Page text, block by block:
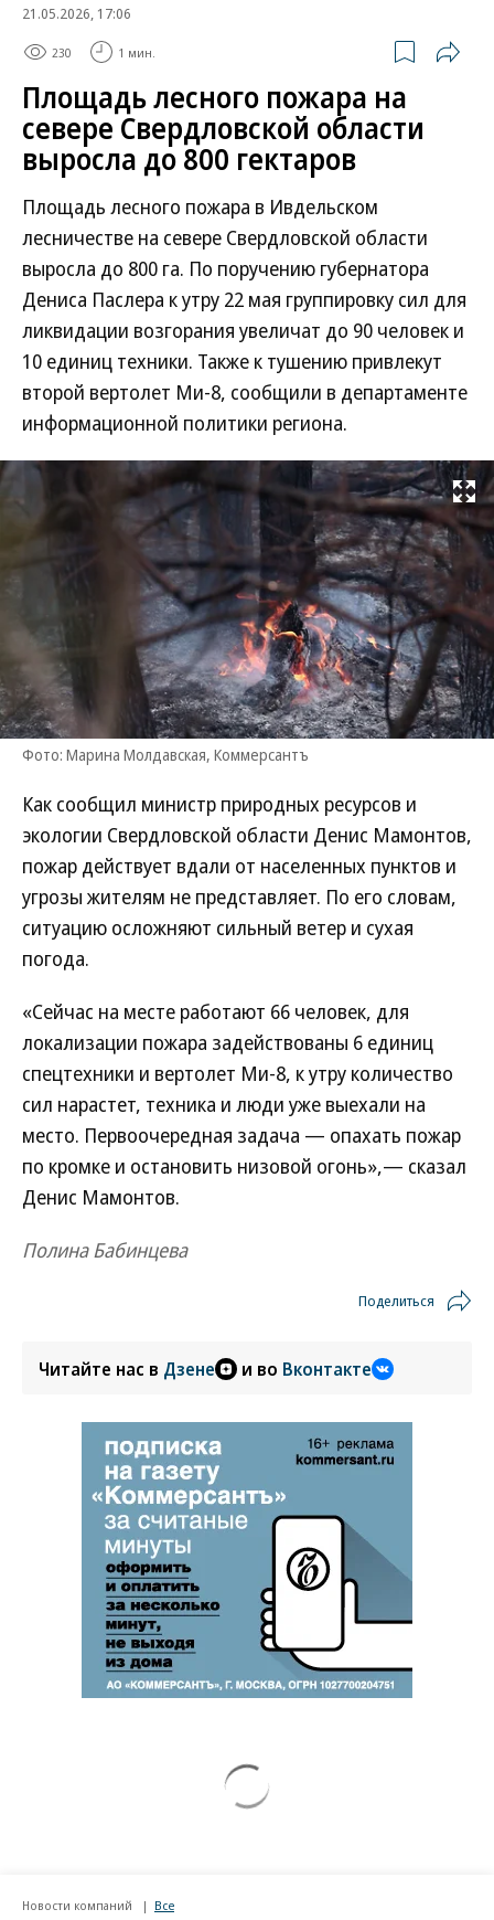
21.05.2026, 17:06
230 1 мин.
Площадь лесного пожара на
севере Свердловской области
выросла до 800 гектаров
Площадь лесного пожара в Ивдельском
лесничестве на севере Свердловской области
выросла до 800 га. По поручению губернатора
Дениса Паслера к утру 22 мая группировку сил для
ликвидации возгорания увеличат до 90 человек и
10 единиц техники. Также к тушению привлекут
второй вертолет Ми-8, сообщили в департаменте
информационной политики региона.
Развернуть
Фото: Марина Молдавская, Коммерсантъ
Как сообщил министр природных ресурсов и
экологии Свердловской области Денис Мамонтов,
пожар действует вдали от населенных пунктов и
угрозы жителям не представляет. По его словам,
ситуацию осложняют сильный ветер и сухая
погода.
«Сейчас на месте работают 66 человек, для
локализации пожара задействованы 6 единиц
спецтехники и вертолет Ми-8, к утру количество
сил нарастет, техника и люди уже выехали на
место. Первоочередная задача — опахать пожар
по кромке и остановить низовой огонь»,— сказал
Денис Мамонтов.
Полина Бабинцева
Поделиться
Читайте нас в Дзене и во Вконтакте
Новости компаний Все